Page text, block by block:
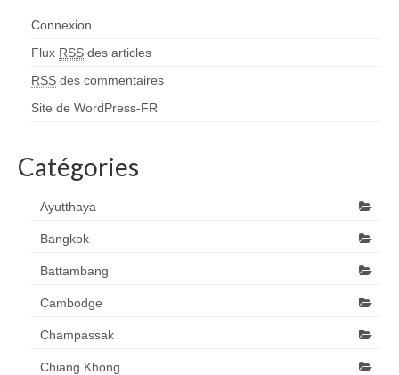
Connexion
Flux RSS des articles
RSS des commentaires
Site de WordPress-FR
Catégories
Ayutthaya
Bangkok
Battambang
Cambodge
Champassak
Chiang Khong